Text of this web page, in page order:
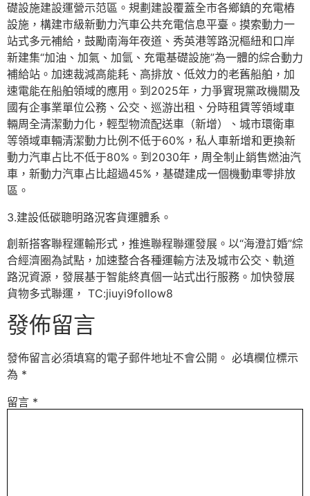
礎設施建設運營示范區。規劃建設覆蓋全市各鄉鎮的充電樁
設施，構建市級新動力汽車公共充電信息平臺。摸索動力一
站式多元補給，鼓勵南海年夜道、秀英港等路況樞紐和口岸
新建集“加油、加氣、加氫、充電基礎設施”為一體的綜合動力
補給站。加速裁減高能耗、高排放、低效力的老舊船舶，加
速電能在船舶領域的應用。到2025年，力爭實現黨政機關及
國有企事業單位公務、公交、巡游出租、分時租賃等領域車
輛周全清潔動力化，輕型物流配送車（新增）、城市環衛車
等領域車輛清潔動力比例不低于60%，私人車新增和更換新
動力汽車占比不低于80%。到2030年，周全制止銷售燃油汽
車，新動力汽車占比超過45%，基礎建成一個機動車零排放
區。
3.建設低碳聰明路況客貨運體系。
創新搭客聯程運輸形式，推進聯程聯運發展。以“海澄訂婚”綜
合經濟圈為試點，加速整合各種運輸方法及城市公交、軌道
路況資源，發展基于智能終真個一站式出行服務。加快發展
貨物多式聯運， TC:jiuyi9follow8
發佈留言
發佈留言必須填寫的電子郵件地址不會公開。 必填欄位標示
為 *
留言 *